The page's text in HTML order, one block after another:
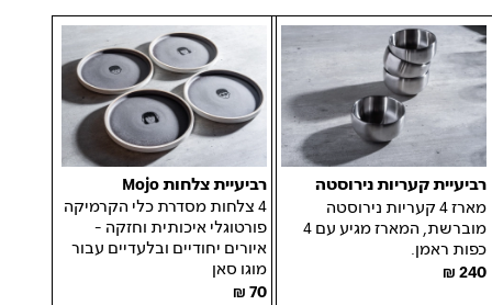
רביעיית קעריות נירוסטה
240
מארז4 קעריות נירוסטה
מוברשת, המארז מגיע עם 4
כפות ראמן.
רביעיית צלחות Mojo
70
4 צלחות מסדרת כלי הקרמיקה
פורטוגלי איכותית וחזקה -
איורים יחודיים ובלעדיים עבור
מוגו סאן